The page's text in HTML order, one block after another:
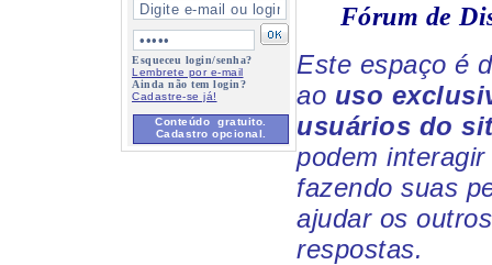
Esqueceu login/senha?
Lembrete por e-mail
Ainda não tem login?
Cadastre-se já!
Conteúdo gratuito.
Cadastro opcional.
Fórum de
Este espaço é
ao uso
usuários do
podem
fazendo suas
ajudar os
respostas.